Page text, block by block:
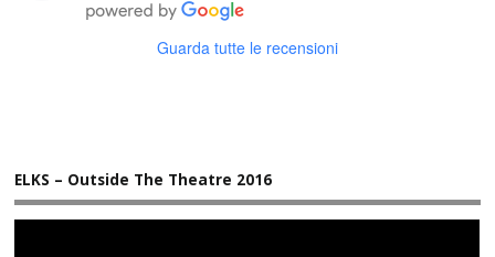
Guarda tutte le recensioni
ELKS – Outside The Theatre 2016